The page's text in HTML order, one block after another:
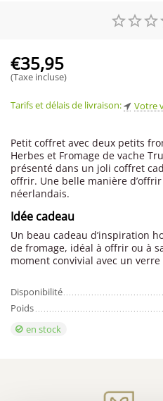
€35,95
(Taxe incluse)
Tarifs et délais de livraison: Votre
Petit coffret avec deux petits
Herbes et Fromage de vache
présenté dans un joli coffret
offrir. Une belle manière
néerlandais.
Idée cadeau
Un beau cadeau d’inspiration
de fromage, idéal à offrir ou à
moment convivial avec un verre
Disponibilité
Poids
en stock